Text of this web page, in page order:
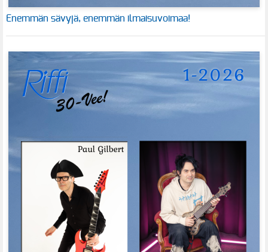
Enemmän sävyjä, enemmän ilmaisuvoimaa!